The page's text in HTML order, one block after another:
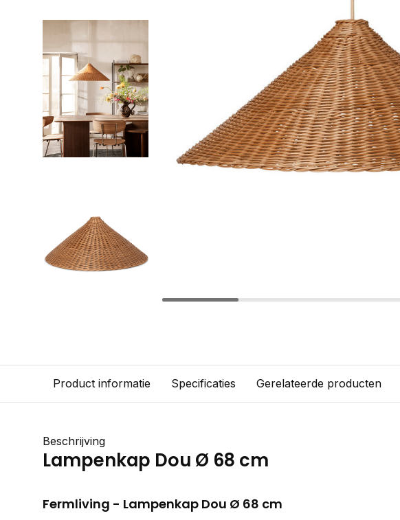
Product informatie Specificaties Gerelateerde producten
Beschrijving
Lampenkap Dou Ø 68 cm
Fermliving - Lampenkap Dou Ø 68 cm